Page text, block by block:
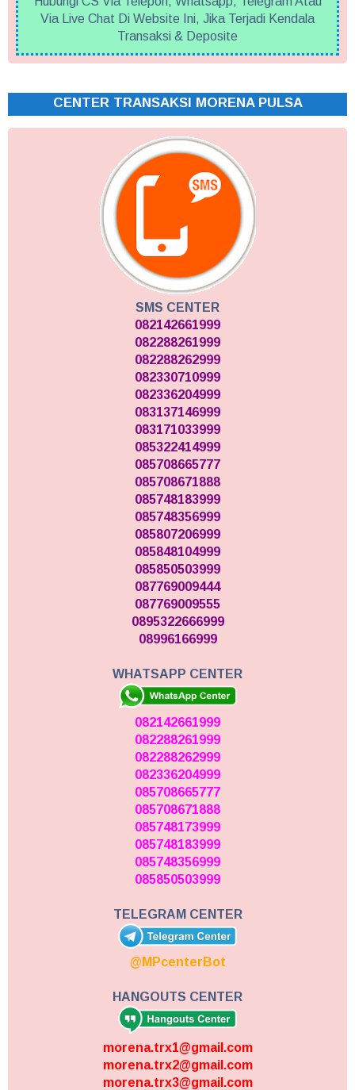
Via Live Chat Di Website Ini, Jika Terjadi Kendala
Transaksi & Deposite
CENTER TRANSAKSI MORENA PULSA
SMS CENTER
082142661999
082288261999
082288262999
082330710999
082336204999
083137146999
083171033999
085322414999
085708665777
085708671888
085748183999
085748356999
085807206999
085848104999
085850503999
087769009444
087769009555
0895322666999
08996166999
WHATSAPP CENTER
082142661999
082288261999
082288262999
082336204999
085708665777
085708671888
085748173999
085748183999
085748356999
085850503999
TELEGRAM CENTER
@MPcenterBot
HANGOUTS CENTER
morena.trx1@gmail.com
morena.trx2@gmail.com
morena.trx3@gmail.com